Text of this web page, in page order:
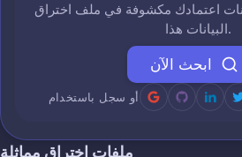
اعتمادك مكشوفة في ملف اختراق
البيانات هذا.
ابحث الآن
أو سجل باستخدام
ملفات اختراق مماثلة